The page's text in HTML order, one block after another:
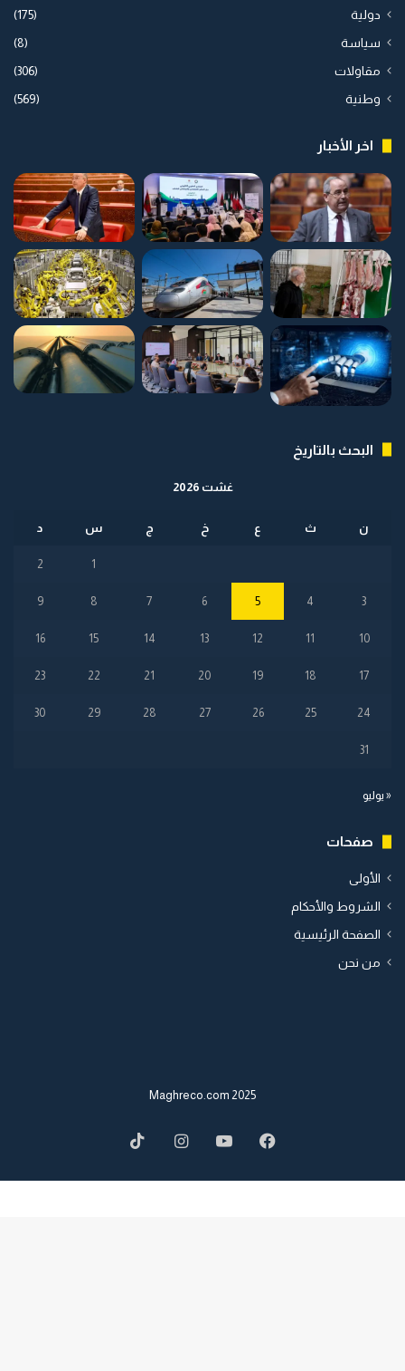
دولية (175)
سياسة (8)
مقاولات (306)
وطنية (569)
اخر الأخبار
البحث بالتاريخ
غشت 2026
ن ث ع خ ج س د
1
2
3
4
5
6
7
8
9
10
11
12
13
14
15
16
17
18
19
20
21
22
23
24
25
26
27
28
29
30
31
« يوليو
صفحات
الأولى
الشروط والأحكام
الصفحة الرئيسية
من نحن
2025 Maghreco.com
Facebook
YouTube
Instagram